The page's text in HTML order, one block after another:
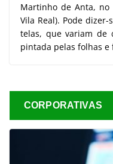
Martinho de Anta,
Vila Real). Pode
telas, que variam de
pintada pelas folhas e
CORPORATIVAS